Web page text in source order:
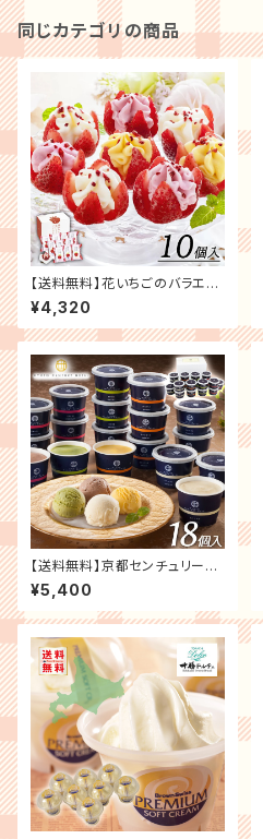
同じカテゴリの商品
【送料無料】花いちごのバラエテ
ィアイス（博多あまおう）＜3種
類10個入＞ お祝い お礼 贈り物
誕生日 記念日 【メーカー直送
レゼント お取り寄せ
¥4,320
【送料無料】京都センチュリーホ
テル アイスクリームギフト ＜4
種類18個入＞ お祝い お礼 贈り
物 誕生日 記念日 【メーカー直
プレゼント お取り寄せ
¥5,400